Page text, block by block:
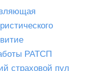
РАТСП
страховой пул